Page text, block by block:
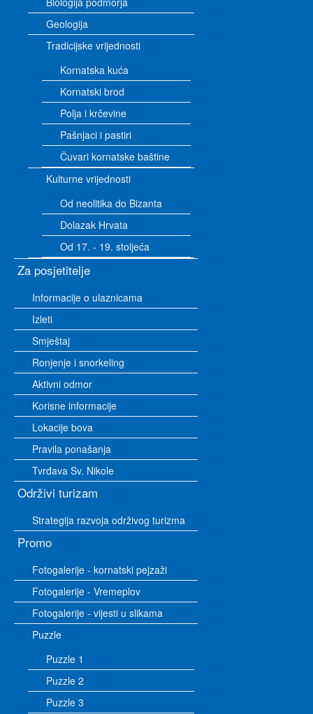
Geologija
Tradicijske vrijednosti
Kornatska kuća
Kornatski brod
Polja i krčevine
Pašnjaci i pastiri
Čuvari kornatske baštine
Kulturne vrijednosti
Od neolitika do Bizanta
Dolazak Hrvata
Od 17. - 19. stoljeća
Za posjetitelje
Informacije o ulaznicama
Izleti
Smještaj
Ronjenje i snorkeling
Aktivni odmor
Korisne informacije
Lokacije bova
Pravila ponašanja
Tvrđava Sv. Nikole
Održivi turizam
Strategija razvoja održivog turizma
Promo
Fotogalerije - kornatski pejzaži
Fotogalerije - Vremeplov
Fotogalerije - vijesti u slikama
Puzzle
Puzzle 1
Puzzle 2
Puzzle 3